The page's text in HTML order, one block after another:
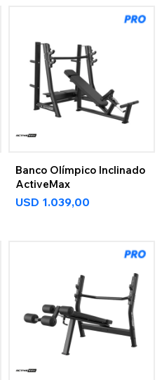
Banco Olímpico Inclinado
ActiveMax
USD 1.039,00